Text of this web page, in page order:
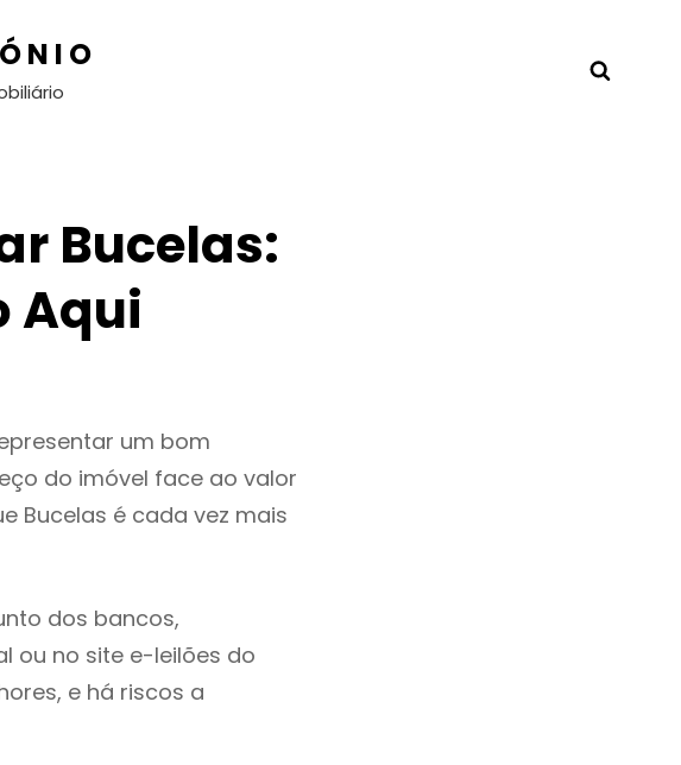
Bucelas:
Aqui
um bom
do imóvel face ao valor
Bucelas é cada vez mais
dos bancos,
ou no site e-leilões do
e há riscos a